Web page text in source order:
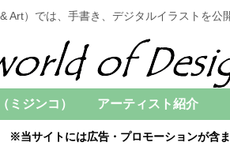
）では、手書き、デジタルイラストを公
ミジンコ） アーティスト紹介
※当サイトには広告・プロモーションが含